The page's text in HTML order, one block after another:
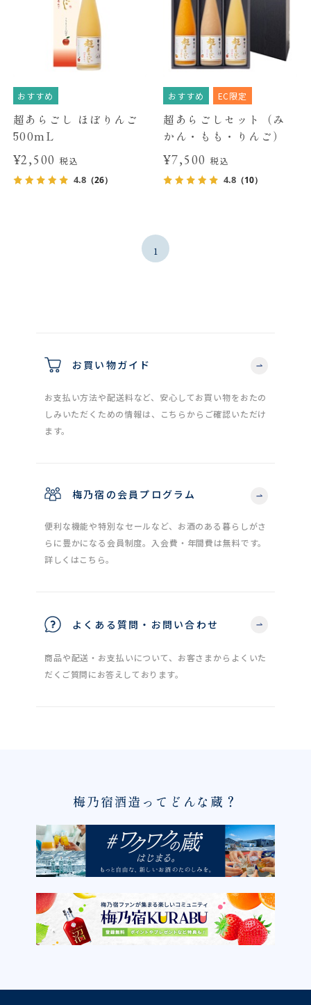
おすすめ
超あらごし ほぼりんご
500mL
¥2,500税込
4.8（26）
おすすめ EC限定
超あらごしセット（み
かん・もも・りんご）
¥7,500 税込
4.8 （10）
1
お買い物ガイド
お支払い方法や配送料など、安心してお買い物をおたの
しみいただくための情報は、こちらからご確認いただけ
ます。
梅乃宿の会員プログラム
便利な機能や特別なセールなど、お酒のある暮らしがさ
らに豊かになる会員制度。入会費・年間費は無料です。
詳しくはこちら。
よくある質問・お問い合わせ
商品や配送・お支払いについて、お客さまからよくいた
だくご質問にお答えしております。
梅乃宿酒造ってどんな蔵？